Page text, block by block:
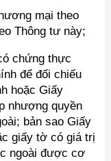
mại theo
Thông tư này;
chứng thực
để đối chiếu
hoặc Giấy
nhượng quyền
bản sao Giấy
giấy tờ có giá trị
ngoài được cơ